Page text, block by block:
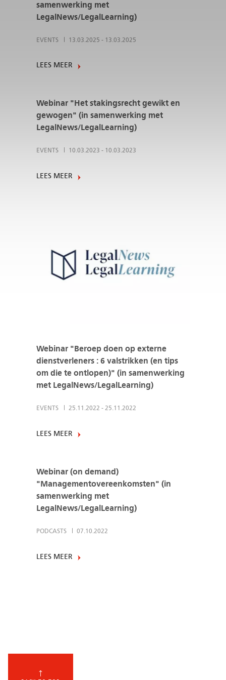
samenwerking met
LegalNews/LegalLearning)
EVENTS 13.03.2025 - 13.03.2025
LEES MEER
Webinar "Het stakingsrecht gewikt en
gewogen" (in samenwerking met
LegalNews/LegalLearning)
EVENTS 10.03.2023 - 10.03.2023
LEES MEER
Webinar "Beroep doen op externe
dienstverleners : 6 valstrikken (en tips
om die te ontlopen)" (in samenwerking
met LegalNews/LegalLearning)
EVENTS 25.11.2022 - 25.11.2022
LEES MEER
Webinar (on demand)
"Managementovereenkomsten" (in
samenwerking met
LegalNews/LegalLearning)
PODCASTS 07.10.2022
LEES MEER